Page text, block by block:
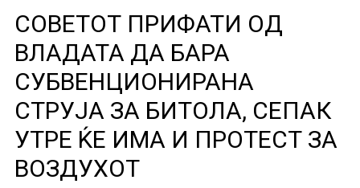
СОВЕТОТ ПРИФАТИ ОД
ВЛАДАТА ДА БАРА
СУБВЕНЦИОНИРАНА
СТРУЈА ЗА БИТОЛА, СЕПАК
УТРЕ ЌЕ ИМА И ПРОТЕСТ ЗА
ВОЗДУХОТ